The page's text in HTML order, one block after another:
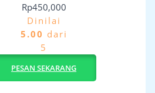
Rp450,000
Dinilai
5.00 dari
5
PESAN SEKARANG